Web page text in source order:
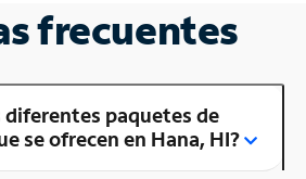
frecuentes
diferentes paquetes de
se ofrecen en Hana, HI?